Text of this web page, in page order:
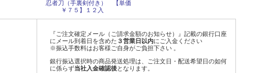
忍者刀（手裏剣付き） 【単価
￥７５】１２入
『ご注文確定メール（ご請求金額のお知らせ）』記載の銀行口座
にメール到着日を含めた ３営業日以内にご入金ください
※振込手数料はお客様ご自身がご負担下さい 。
銀行振込選択時の商品発送処理は、ご注文日・配送希望日の如何
に係らず当社入金確認後となります。